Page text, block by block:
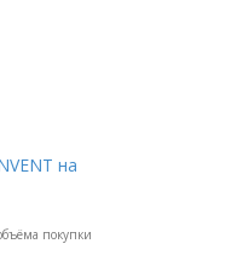
на
покупки